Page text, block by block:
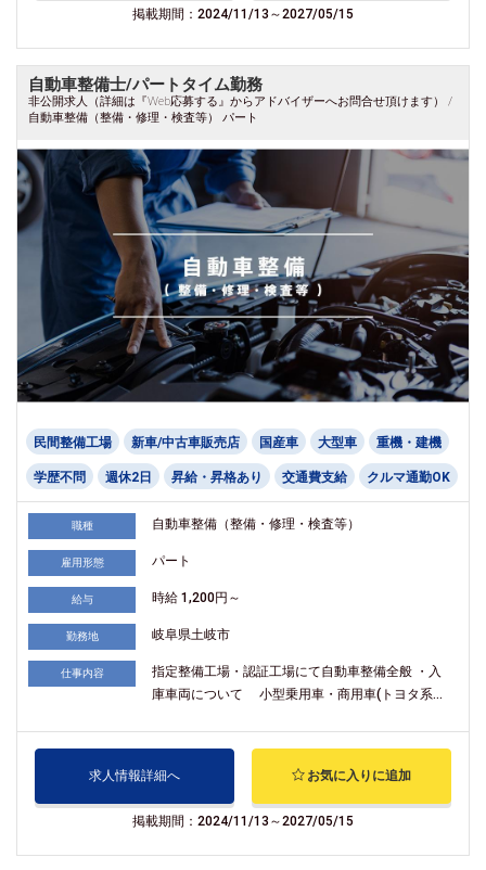
掲載期間：2024/11/13～2027/05/15
自動車整備士/パートタイム勤務
非公開求人（詳細は『Web応募する』からアドバイザーへお問合せ頂けます） /
自動車整備（整備・修理・検査等） パート
民間整備工場 新車/中古車販売店 国産車 大型車 重機・建機
学歴不問 週休2日 昇給・昇格あり 交通費支給 クルマ通勤OK
職種 自動車整備（整備・修理・検査等）
雇用形態 パート
給与 時給 1,200円～
勤務地 岐阜県土岐市
仕事内容
指定整備工場・認証工場にて自動車整備全般 ・入
庫車両について 小型乗用車・商用車(トヨタ系...
求人情報詳細へ お気に入りに追加
掲載期間：2024/11/13～2027/05/15